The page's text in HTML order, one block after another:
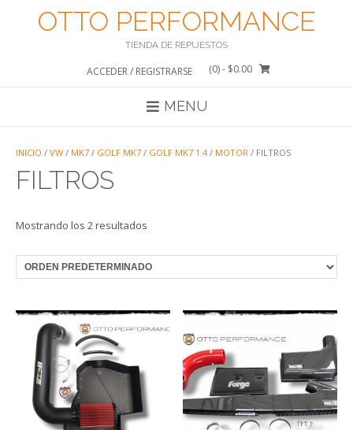
OTTO PERFORMANCE
TIENDA DE REPUESTOS
ACCEDER / REGISTRARSE (0)- $0.00
MENU
INICIO / VW / MK7 / GOLF MK7 / GOLF MK7 1.4/ MOTOR / FILTROS
FILTROS
Mostrando los 2 resultados